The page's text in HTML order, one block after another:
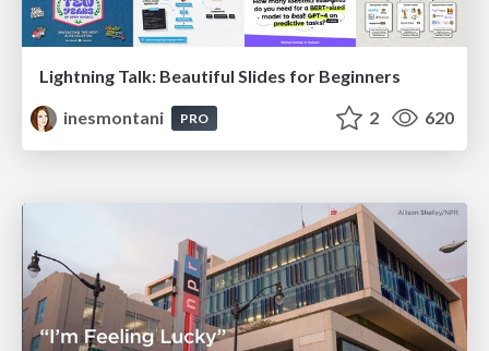
Lightning Talk: Beautiful Slides for Beginners
inesmontani
PRO 2 620